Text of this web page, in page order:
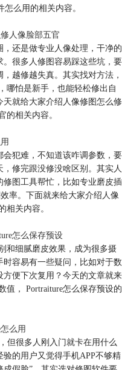
么用的相关内容。
人像脸部五官
还是做专业人像处理，干净的
很多人修图容易踩这些坑，要
越修越失真。其实找对方法，
哪怕是新手，也能轻松修出自
就给大家介绍人像修图怎么修
的相关内容。
犯难，不知道该咋调参数，要
修完跟没修没啥区别。其实人
图工具帮忙，比如专业磨皮插
率。下面就来给大家介绍人像
相关内容。
怎么保存预设
和细腻磨皮效果，成为很多摄
容易有一些疑问，比如对于数
便下次复用？今天的文章就来
值， Portraiture怎么保存预设的
么用
但很多人刚入门就卡在用什么
的用户又觉得手机APP不够精